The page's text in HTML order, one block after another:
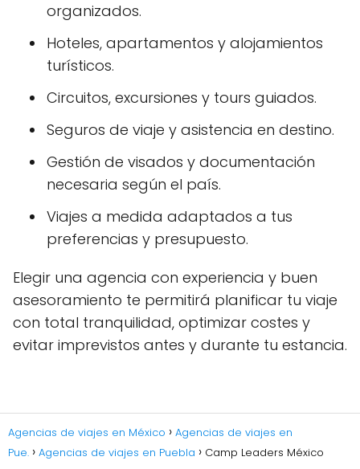
organizados.
Hoteles, apartamentos y alojamientos
turísticos.
Circuitos, excursiones y tours guiados.
Seguros de viaje y asistencia en destino.
Gestión de visados y documentación
necesaria según el país.
Viajes a medida adaptados a tus
preferencias y presupuesto.
Elegir una agencia con experiencia y buen
asesoramiento te permitirá planificar tu viaje
con total tranquilidad, optimizar costes y
evitar imprevistos antes y durante tu estancia.
Agencias de viajes en México
Agencias de viajes en
Pue.
Agencias de viajes en Puebla Camp Leaders México